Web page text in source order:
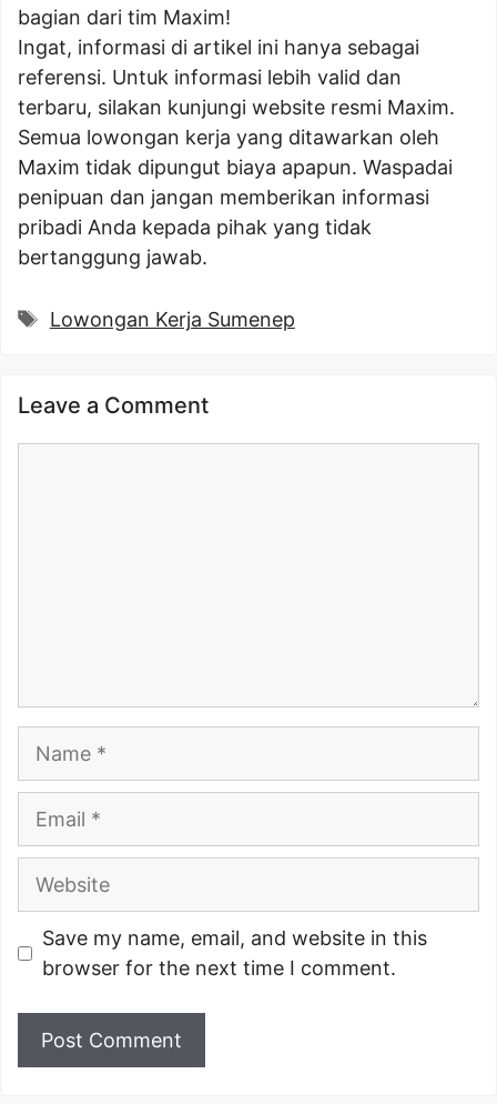
bagian dari tim Maxim!
Ingat, informasi di artikel ini hanya sebagai
referensi. Untuk informasi lebih valid dan
terbaru, silakan kunjungi website resmi Maxim.
Semua lowongan kerja yang ditawarkan oleh
Maxim tidak dipungut biaya apapun. Waspadai
penipuan dan jangan memberikan informasi
pribadi Anda kepada pihak yang tidak
bertanggung jawab.
Tags
Lowongan Kerja Sumenep
Leave a Comment
Website
Save my name, email, and website in this
browser for the next time I comment.